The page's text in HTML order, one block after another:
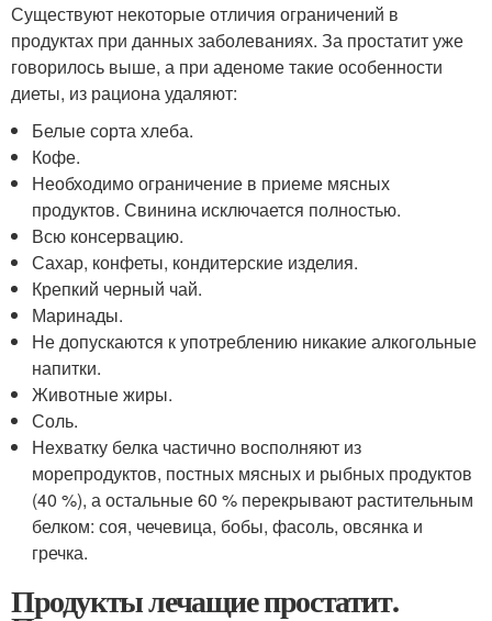
Существуют некоторые отличия ограничений в
продуктах при данных заболеваниях. За простатит уже
говорилось выше, а при аденоме такие особенности
диеты, из рациона удаляют:
Белые сорта хлеба.
Кофе.
Необходимо ограничение в приеме мясных
продуктов. Свинина исключается полностью.
Всю консервацию.
Сахар, конфеты, кондитерские изделия.
Крепкий черный чай.
Маринады.
Не допускаются к употреблению никакие алкогольные
напитки.
Животные жиры.
Соль.
Нехватку белка частично восполняют из
морепродуктов, постных мясных и рыбных продуктов
(40 %), а остальные 60 % перекрывают растительным
белком: соя, чечевица, бобы, фасоль, овсянка и
гречка.
Продукты лечащие простатит.